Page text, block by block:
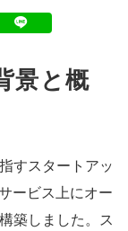
景と概
すスタートアッ
ービス上にオー
築しました。ス